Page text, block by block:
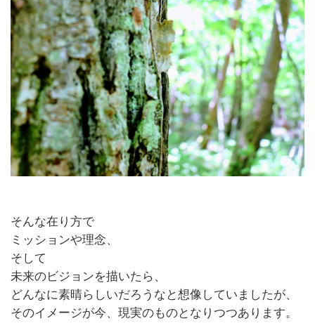
そんな在り方で
ミッションや理念、
そして
未来のビジョンを描いたら、
どんなに素晴らしいだろうなと想像していましたが、
そのイメージが今、現実のものとなりつつあります。